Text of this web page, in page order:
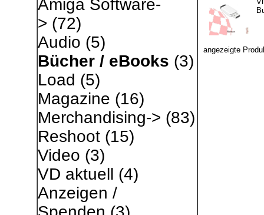
Amiga Software-
> (72)
Audio (5)
Bücher / eBooks (3)
Load (5)
Magazine (16)
Merchandising-> (83)
Reshoot (15)
Video (3)
VD aktuell (4)
Anzeigen /
angezeigte